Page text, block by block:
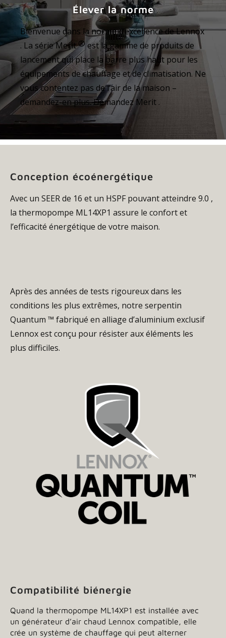
Élever la norme
Bienvenue dans la norme d’excellence de Lennox
. La série Merit®est la gamme de produits de
lancement qui place la barre plus haut pour les
équipements de chauffage et de climatisation. Ne
vous contentez pas de l’air de la maison –
demandez-en plus. Demandez Merit .
Conception écoénergétique
Avec un SEER de 16 et un HSPF pouvant atteindre 9.0 ,
la thermopompe ML14XP1 assure le confort et
l’efficacité énergétique de votre maison.
Après des années de tests rigoureux dans les
conditions les plus extrêmes, notre serpentin
Quantum ™ fabriqué en alliage d’aluminium exclusif
Lennox est conçu pour résister aux éléments les
plus difficiles.
Compatibilité biénergie
Quand la thermopompe ML14XP1 est installée avec
un générateur d’air chaud Lennox compatible, elle
crée un système de chauffage qui peut alterner